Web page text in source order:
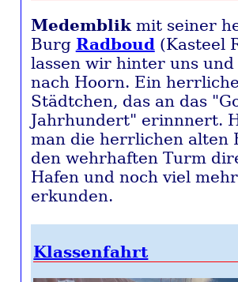
Medemblikmit seiner
Burg Radboud(Kasteel
lassen wir hinter uns und
nach Hoorn. Ein
Städtchen, das an das
Jahrhundert" erinnnert.
man die herrlichen alten
den wehrhaften Turm
Hafen und noch viel mehr
erkunden.
Klassenfahrt